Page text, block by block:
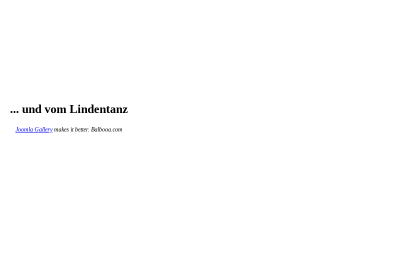
... und vom Lindentanz
Joomla Gallerymakes it better. Balbooa.com